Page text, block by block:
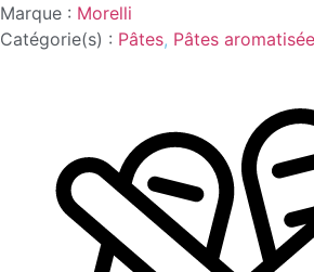
Marque : Morelli
Catégorie(s) : Pâtes, Pâtes